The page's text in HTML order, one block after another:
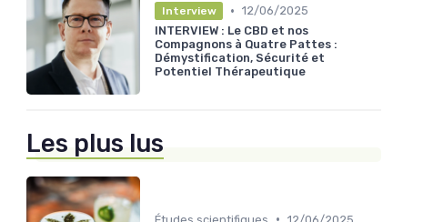
Interview • 12/06/2025
INTERVIEW : Le CBD et nos
Compagnons à Quatre Pattes :
Démystification, Sécurité et
Potentiel Thérapeutique
Les plus lus